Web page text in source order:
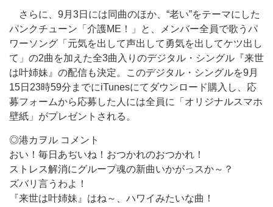
さらに、9月3日には同曲のほか、“老い”をテーマにした
パンクチューン「介護ME！」と、メンバー全員で歌うパ
ワーソング「元気を出して声出して勇気を出してケツ出し
て」の2曲を加えた全3曲入りのデジタル・シングル『来世
は叶姉妹』の配信も決定。このデジタル・シングルを9月
15日23時59分までにiTunesにてダウンロード購入し、応
募フォームから応募した人には全員に「オリジナルスマホ
壁紙」がプレゼントされる。
◎港カヲル コメント
おい！毎日あぢいね！おつかれのおつかれ！
ストレス解消にグループ魂の新曲いかがっスか～？
ズバリ言うわよ！
『来世は叶姉妹』はね～、ハワイみたいな曲！